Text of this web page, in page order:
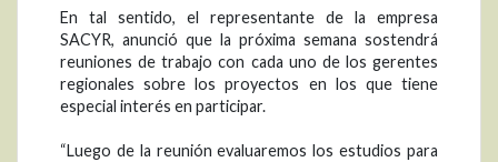
En tal sentido, el representante de la empresa
SACYR, anunció que la próxima semana sostendrá
reuniones de trabajo con cada uno de los gerentes
regionales sobre los proyectos en los que tiene
especial interés en participar.
“Luego de la reunión evaluaremos los estudios para